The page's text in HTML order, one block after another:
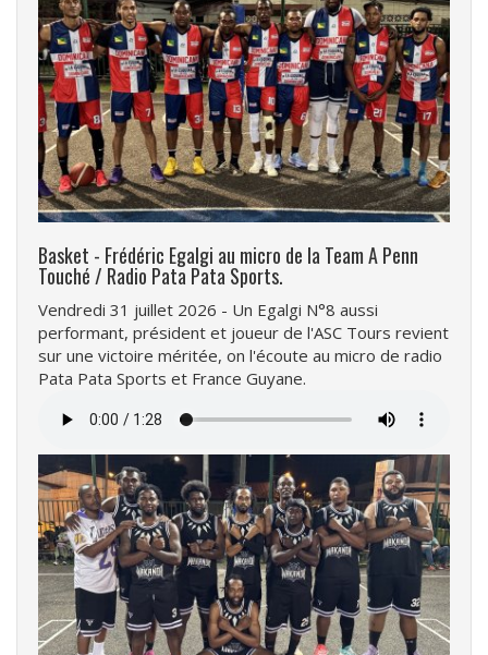
Basket - Frédéric Egalgi au micro de la Team A Penn
Touché / Radio Pata Pata Sports.
Vendredi 31 juillet 2026 - Un Egalgi N°8 aussi
performant, président et joueur de l'ASC Tours revient
sur une victoire méritée, on l'écoute au micro de radio
Pata Pata Sports et France Guyane.
audio